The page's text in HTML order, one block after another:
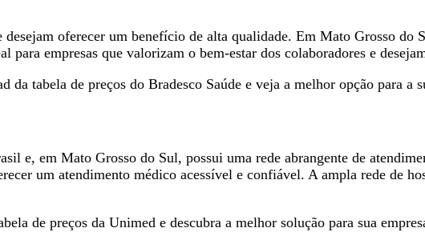
desejam oferecer um benefício de alta qualidade. Em Mato Grosso
para empresas que valorizam o bem-estar dos colaboradores e
da tabela de preços do Bradesco Saúde e veja a melhor opção para a
e, em Mato Grosso do Sul, possui uma rede abrangente de
um atendimento médico acessível e confiável. A ampla rede de
de preços da Unimed e descubra a melhor solução para sua